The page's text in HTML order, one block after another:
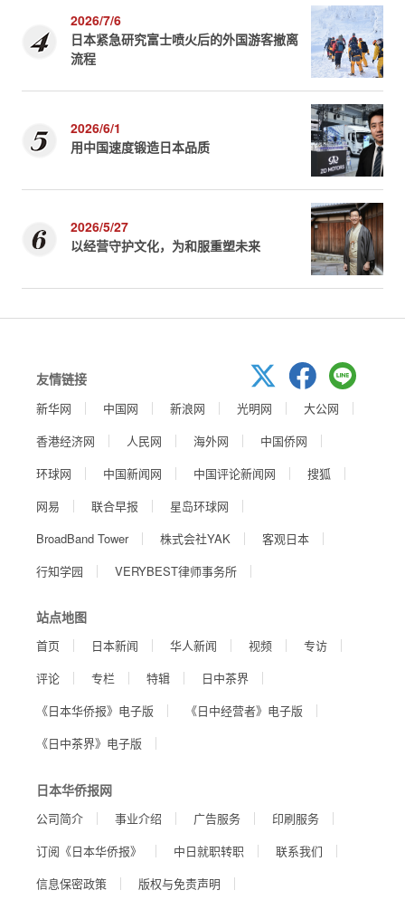
2026/7/6
日本紧急研究富士喷火后的外国游客撤离
流程
2026/6/1
用中国速度锻造日本品质
2026/5/27
以经营守护文化，为和服重塑未来
友情链接
新华网 中国网 新浪网 光明网
大公网
香港经济网
人民网 海外网
中国侨网
环球网
中国新闻网 中国评论新闻网
搜狐
网易
联合早报
星岛环球网
BroadBand Tower
株式会社YAK
客观日本
行知学园
VERYBEST律师事务所
站点地图
首页 日本新闻 华人新闻 视频
专访
评论
专栏 特辑
日中茶界
《日本华侨报》电子版
《日中经营者》电子版
《日中茶界》电子版
日本华侨报网
公司简介 事业介绍 广告服务
印刷服务
订阅《日本华侨报》
中日就职转职
联系我们
信息保密政策
版权与免责声明